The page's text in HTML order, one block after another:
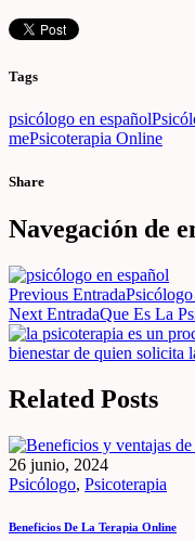
Tags
psicólogo en español
mePsicoterapia Online
Share
Navegación de
Previous Entrada
Next EntradaQue Es La
Related Posts
26 junio, 2024
Psicólogo, Psicoterapia
Beneficios De La Terapia Online